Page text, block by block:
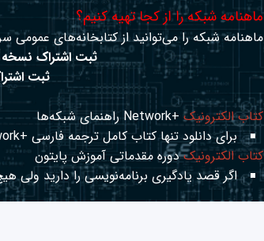
ماهنامه شبکه را از کجا تهیه کنیم؟
ماهنامه شبکه را می‌توانید از کتابخانه‌های عمومی
ثبت اشتراک نسخه
ثبت
کتاب الکترونیک +Network راهنمای شبکه‌ها
برای دانلود تنها کتاب کامل ترجمه فارسی +Network
کتاب الکترونیکدوره مقدماتی آموزش پایتون
اگر قصد یادگیری برنامه‌نویسی را دارید ولی